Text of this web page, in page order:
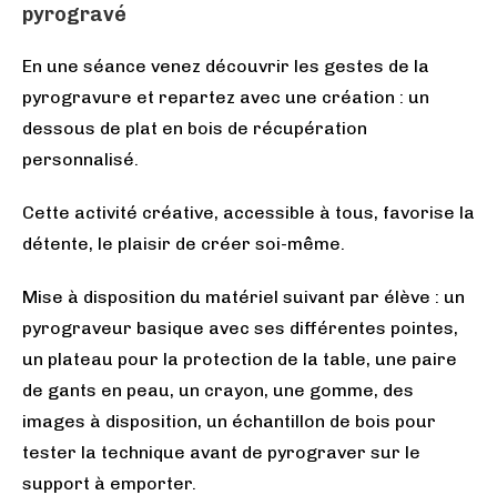
pyrogravé
En une séance venez découvrir les gestes de la
pyrogravure et repartez avec une création : un
dessous de plat en bois de récupération
personnalisé.
Cette activité créative, accessible à tous, favorise la
détente, le plaisir de créer soi-même.
Mise à disposition du matériel suivant par élève : un
pyrograveur basique avec ses différentes pointes,
un plateau pour la protection de la table, une paire
de gants en peau, un crayon, une gomme, des
images à disposition, un échantillon de bois pour
tester la technique avant de pyrograver sur le
support à emporter.